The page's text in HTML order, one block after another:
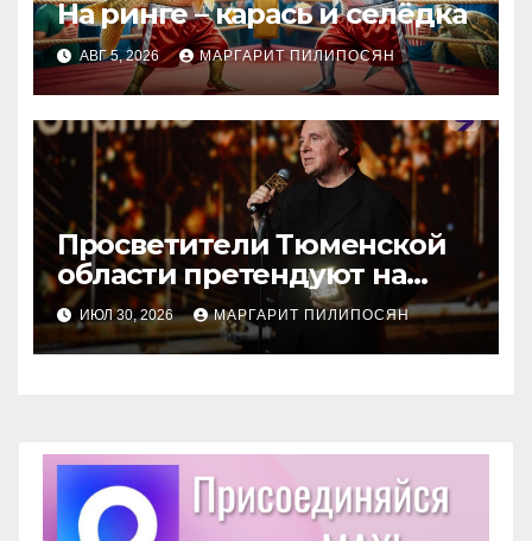
На ринге – карась и селёдка
АВГ 5, 2026 МАРГАРИТ ПИЛИПОСЯН
Просветители Тюменской
области претендуют на
награду Знание.Премия
ИЮЛ 30, 2026 МАРГАРИТ ПИЛИПОСЯН